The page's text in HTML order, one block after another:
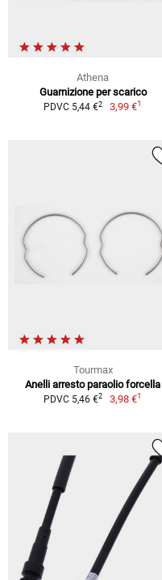
Athena
Guarnizione per scarico
PDVC 5,44 €2 3,99 €1
Tourmax
Anelli arresto paraolio forcella
PDVC 5,46 €2 3,98 €1